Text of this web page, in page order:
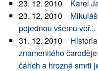
23. 12. 2010
Karel
23. 12. 2010
pojednou všemu věř...
31. 12. 2010
znamenitého
čářích a hrozné smrti